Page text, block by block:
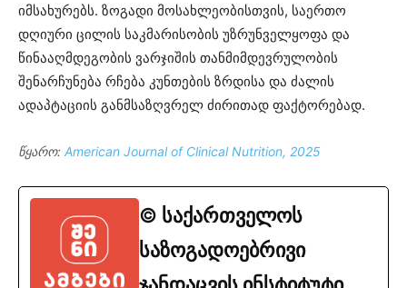
იმსახურებს. ზოგადი მოსახლეობისთვის, საერთო
დღიური ცილის საკმარისობის უზრუნველყოფა და
წინააღმდეგობის ვარჯიშის თანმიმდევრულობის
შენარჩუნება რჩება კუნთების ზრდისა და ძალის
ადაპტაციის განმსაზღვრელ ძირითად ფაქტორებად.
წყარო: American Journal of Clinical Nutrition, 2025
© საქართველოს
საზოგადოებრივი